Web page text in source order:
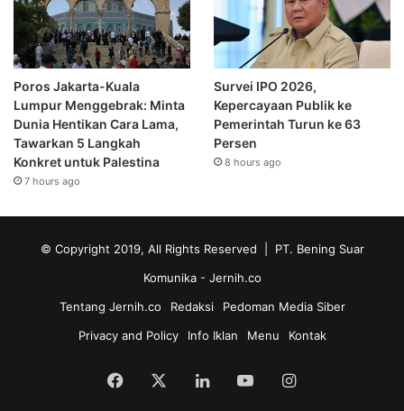
Poros Jakarta-Kuala
Lumpur Menggebrak: Minta
Dunia Hentikan Cara Lama,
Tawarkan 5 Langkah
Konkret untuk Palestina
7 hours ago
Survei IPO 2026,
Kepercayaan Publik ke
Pemerintah Turun ke 63
Persen
8 hours ago
© Copyright 2019, All Rights Reserved | PT. Bening Suar
Komunika - Jernih.co
Tentang Jernih.co
Redaksi
Pedoman Media Siber
Privacy and Policy
Info Iklan Menu Kontak
Facebook LinkedInYouTubeInstagram